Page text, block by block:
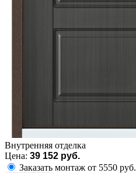
Внутренняя отделка
Цена: 39 152 руб.
Заказать монтаж от 5550 руб.